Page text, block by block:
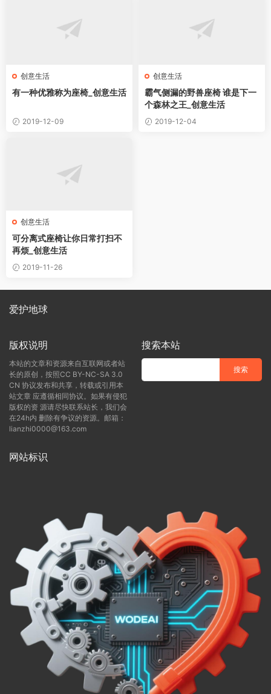
创意生活
有一种优雅称为座椅_创意生活
2019-12-09
创意生活
霸气侧漏的野兽座椅 谁是下一
个森林之王_创意生活
2019-12-04
创意生活
可分离式座椅让你日常打扫不
再烦_创意生活
2019-11-26
爱护地球
版权说明
本站的文章和资源来自互联网或者站
长的原创，按照CC BY-NC-SA 3.0
CN 协议发布和共享，转载或引用本
站文章 应遵循相同协议。如果有侵犯
版权的资 源请尽快联系站长，我们会
在24h内 删除有争议的资源。邮箱：
lianzhi0000@163.com
搜索本站
网站标识